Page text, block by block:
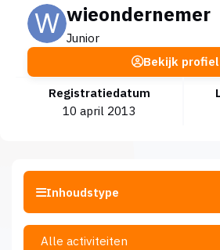
wieondernemer
Junior
Registratiedatum
10 april 2013
Bekijk profiel
Inhoudstype
Alle activiteiten